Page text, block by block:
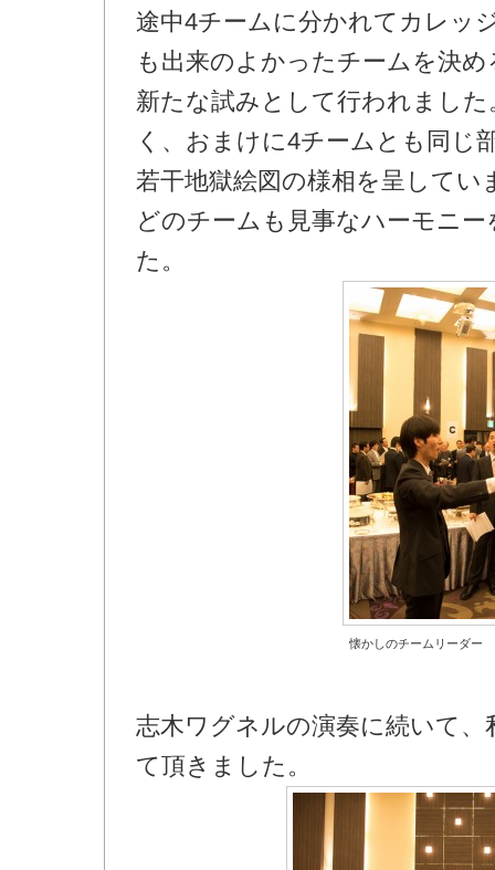
途中4チームに分かれてカレッ
も出来のよかったチームを決
新たな試みとして行われまし
く、おまけに4チームとも同じ
若干地獄絵図の様相を呈して
どのチームも見事なハーモニ
た。
懐かしのチームリーダー
志木ワグネルの演奏に続いて
て頂きました。